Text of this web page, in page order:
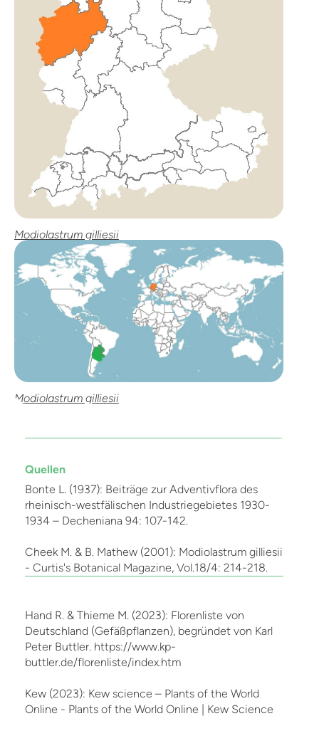
Modiolastrum gilliesii
Modiolastrum gilliesii
Quellen
Bonte L. (1937): Beiträge zur Adventivflora des
rheinisch-westfälischen Industriegebietes 1930-
1934 – Decheniana 94: 107-142.
Cheek M. & B. Mathew (2001): Modiolastrum gilliesii
- Curtis's Botanical Magazine, Vol.18/4: 214-218.
Hand R. & Thieme M. (2023): Florenliste von
Deutschland (Gefäßpflanzen), begründet von Karl
Peter Buttler. https://www.kp-
buttler.de/florenliste/index.htm
Kew (2023): Kew science – Plants of the World
Online - Plants of the World Online | Kew Science